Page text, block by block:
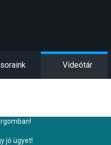
Videótár
jó ügyet!